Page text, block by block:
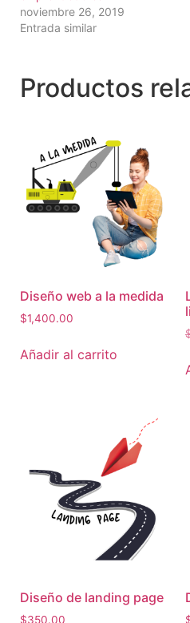
noviembre 26, 2019
Entrada similar
Productos
Diseño web a la medida
$1,400.00
Añadir al carrito
Diseño de landing page
$350.00